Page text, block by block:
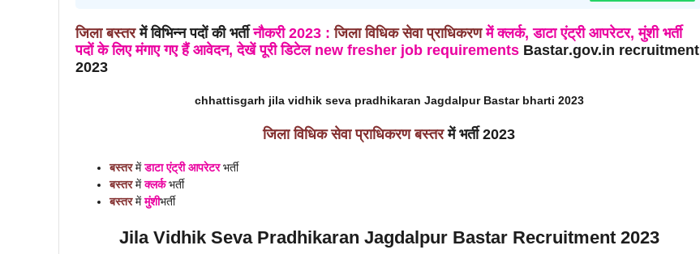
जिलाबस्तरमें विभिन्न पदों की भर्तीनौकरी2023 :जिला विधिक सेवा प्राधिकरण में क्लर्क, डाटा एंट्री आपरेटर, मुंशी भर्ती
पदों के लिए मंगाए गए हैं आवेदन, देखें पूरी डिटेल new fresher job requirements Bastar.gov.in recruitment
2023
chhattisgarh jila vidhik seva pradhikaran Jagdalpur Bastar bharti 2023
जिला विधिक सेवा प्राधिकरण बस्तर में भर्ती 2023
बस्तरमेंडाटा एंट्री आपरेटरभर्ती
बस्तरमेंक्लर्कभर्ती
बस्तरमेंमुंशीभर्ती
Jila Vidhik Seva Pradhikaran Jagdalpur BastarRecruitment 2023